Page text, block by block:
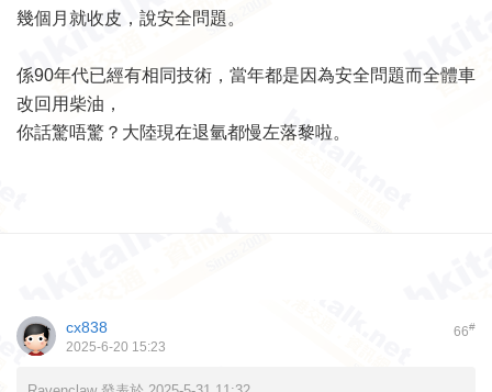
幾個月就收皮，說安全問題。
係90年代已經有相同技術，當年都是因為安全問題而全體車
改回用柴油，
你話驚唔驚？大陸現在退氫都慢左落黎啦。
66#
cx838
2025-6-20 15:23